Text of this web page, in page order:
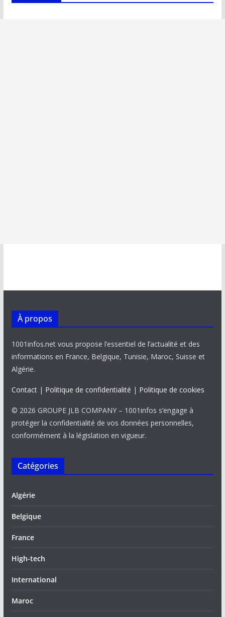
À propos
1001infos.net vous propose l’essentiel de l’actualité et des
informations en France, Belgique, Tunisie, Maroc, Suisse et
Algérie.
Contact| Politique de confidentialité | Politique de cookies
© 2026 GROUPE JLB COMPANY – 1001infos s’engage à
protéger la confidentialité de vos données personnelles,
conformément à la législation en vigueur.
Catégories
Algérie
Belgique
France
High-tech
International
Maroc